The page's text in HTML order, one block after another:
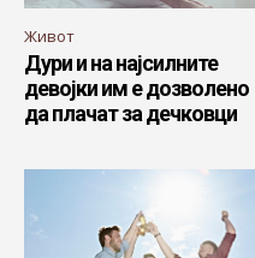
Живот
Дури и на најсилните
девојки им е дозволено
да плачат за дечковци